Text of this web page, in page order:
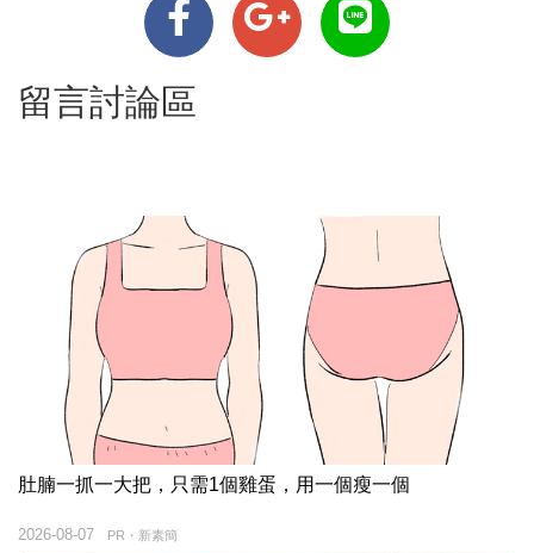
留言討論區
肚腩一抓一大把，只需1個雞蛋，用一個瘦一個
PR・新素簡
2026-08-07